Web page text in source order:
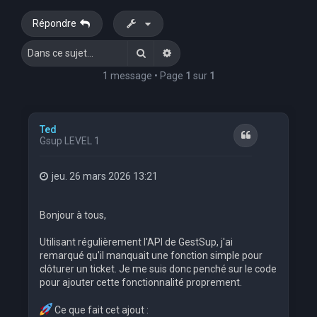
Répondre
RechercherRecherche avancée
1 message • Page 1 sur 1
Ted
Gsup LEVEL 1
Citation
jeu. 26 mars 2026 13:21
Bonjour à tous,
Utilisant régulièrement l'API de GestSup, j'ai
remarqué qu'il manquait une fonction simple pour
clôturer un ticket. Je me suis donc penché sur le code
pour ajouter cette fonctionnalité proprement.
Ce que fait cet ajout :